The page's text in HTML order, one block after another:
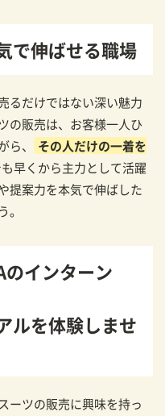
で伸ばせる職場
るだけではない深い魅力
の販売は、お客様一人ひ
、
その人だけの一着を
早くから主力として活躍
提案力を本気で伸ばした
インターン
ルを体験しませ
ーツの販売に興味を持っ